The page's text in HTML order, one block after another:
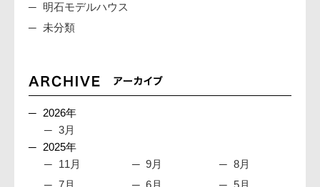
明石モデルハウス
未分類
2026年
3月
2025年
11月
9月
8月